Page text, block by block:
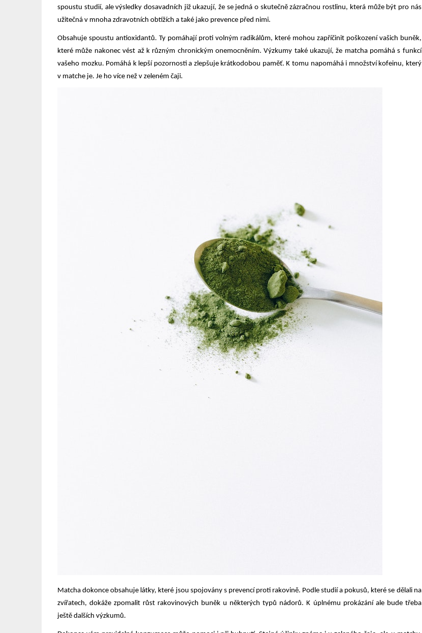
spoustu studií, ale výsledky dosavadních již ukazují, že se jedná o skutečně zázračnou rostlinu, která může být pro nás
užitečná v mnoha zdravotních obtížích a také jako prevence před nimi.
Obsahuje spoustu antioxidantů. Ty pomáhají proti volným radikálům, které mohou zapříčinit poškození vašich buněk,
které může nakonec vést až k různým chronickým onemocněním.Výzkumy také ukazují, že matcha pomáhá s funkcí
vašeho mozku. Pomáhá k lepší pozornosti a zlepšuje krátkodobou paměť. K tomu napomáhá i množství kofeinu, který
v matche je. Je ho více než v zeleném čaji.
Matcha dokonce obsahuje látky, které jsou spojovány s prevencí proti rakovině. Podle studií a pokusů, které se dělali na
zvířatech, dokáže zpomalit růst rakovinových buněk u některých typů nádorů. K úplnému prokázání ale bude třeba
ještě dalších výzkumů.